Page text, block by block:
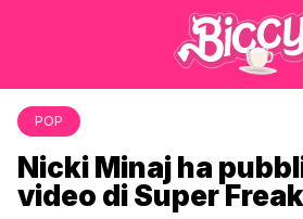
POP
Nicki Minaj ha
video di Super